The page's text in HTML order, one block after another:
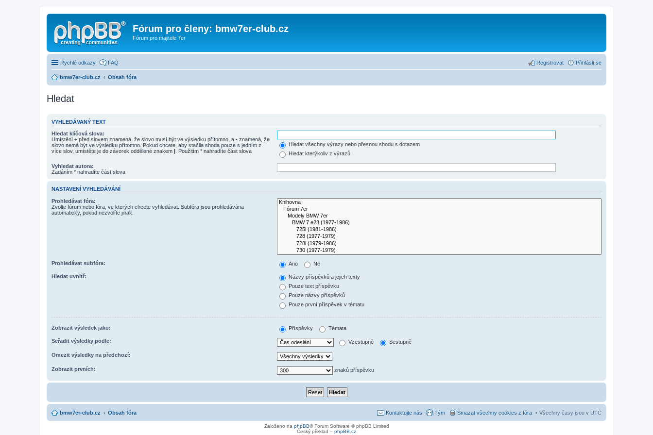
Fórum pro členy: bmw7er-club.cz
Fórum pro majitele 7er
Rychlé odkazy FAQ Přihlásit se
Registrovat
bmw7er-club.cz Obsah fóra
Hledat
VYHLEDÁVANÝ TEXT
Hledat klíčová slova:
Umístění + před slovem znamená, že slovo musí být ve výsledku přítomno, a - znamená, že
slovo nemá být ve výsledku přítomno. Pokud chcete, aby stačila shoda pouze s jedním z
více slov, umístěte je do závorek oddělené znakem | . Použitím * nahradíte část slova
Hledat všechny výrazy nebo přesnou shodu s dotazem
Hledat kterýkoliv z výrazů
Vyhledat autora:
Zadáním * nahradíte část slova
NASTAVENÍ VYHLEDÁVÁNÍ
Prohledávat fóra:
Zvolte fórum nebo fóra, ve kterých chcete vyhledávat. Subfóra jsou prohledávána
automaticky, pokud nezvolíte jinak.
Prohledávat subfóra: Ano Ne
Hledat uvnitř:
Názvy příspěvků a jejich texty
Pouze text příspěvku
Pouze názvy příspěvků
Pouze první příspěvek v tématu
Zobrazit výsledek jako: Příspěvky Témata
Seřadit výsledky podle: Vzestupně Sestupně
Omezit výsledky na předchozí:
Zobrazit prvních: znaků příspěvku
bmw7er-club.cz Obsah fóra Všechny časy jsou v UTC
Smazat všechny cookies z fóra
Tým
Kontaktujte nás
Založeno na phpBB® Forum Software © phpBB Limited
Český překlad – phpBB.cz